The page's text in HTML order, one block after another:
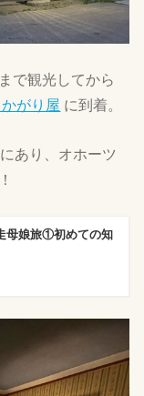
で観光してから
がり屋 に到着。
あり、オホーツ
母娘旅①初めての知